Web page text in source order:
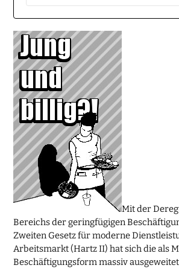
Mit der
Bereichs der geringfügigen
Zweiten Gesetz für moderne
Arbeitsmarkt (Hartz II) hat sich die als
Beschäftigungsform massiv